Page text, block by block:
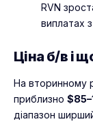
RVN
виплатах
Ціна б/в і
На вторинному
приблизно
діапазон